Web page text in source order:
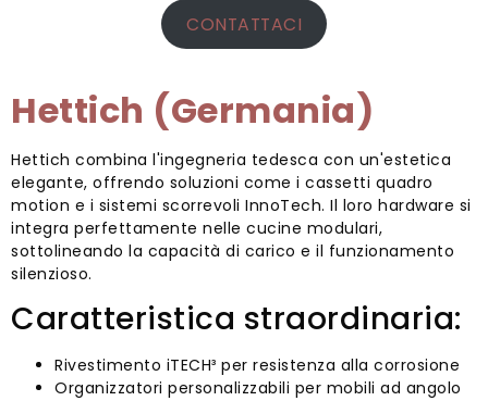
CONTATTACI
Hettich (Germania)
Hettich combina l'ingegneria tedesca con un'estetica
elegante, offrendo soluzioni come i cassetti quadro
motion e i sistemi scorrevoli InnoTech. Il loro hardware si
integra perfettamente nelle cucine modulari,
sottolineando la capacità di carico e il funzionamento
silenzioso.
Caratteristica straordinaria:
Rivestimento iTECH³ per resistenza alla corrosione
Organizzatori personalizzabili per mobili ad angolo